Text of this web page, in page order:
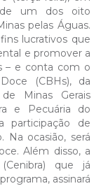
de um dos oito
pelas Águas.
lucrativos que
e promover a
– e conta com o
(CBHs), da
Minas Gerais
e Pecuária do
participação de
Na ocasião, será
Além disso, a
que já
assinará